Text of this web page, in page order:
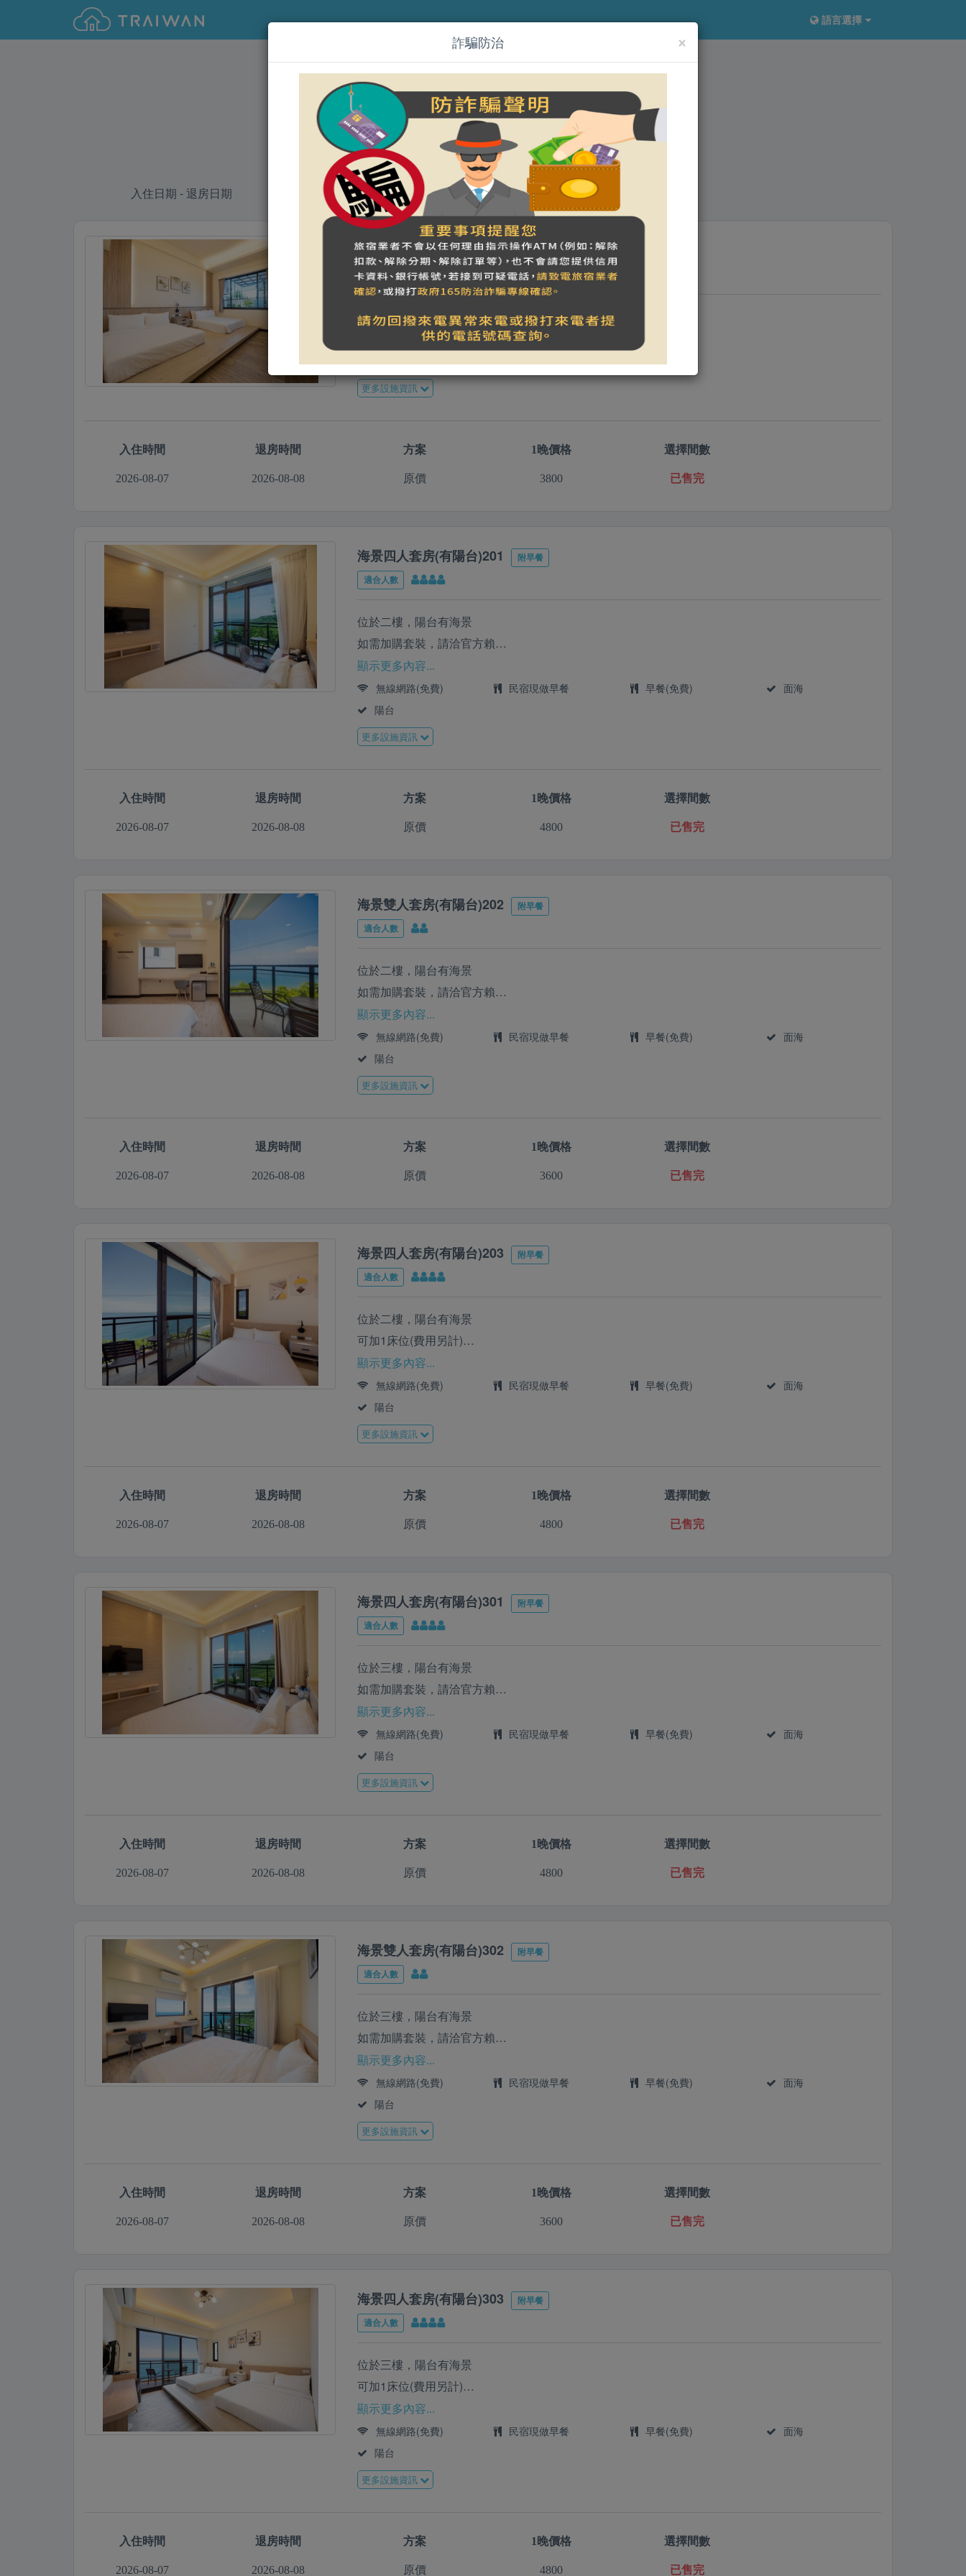
語言選擇
小琉球遇見海旅宿
營登名稱：小琉球遇見海旅宿
統一編號：88938707
入住日期 - 退房日期
海景四人套房(無陽台)103
適合人數
位於一樓，海景房(無陽台)
如需加購套裝，請洽官方賴
更多設施資訊
入住時間 退房時間 方案 1晚價格 選擇間數
2026-08-07 2026-08-08 原價 3800 已售完
海景四人套房(有陽台)201
附早餐
適合人數
位於二樓，陽台有海景
如需加購套裝，請洽官方賴
Line:@08-8612850
顯示更多內容...
無線網路(免費) 民宿現做早餐 早餐(免費)
面海
陽台
更多設施資訊
入住時間 退房時間 方案 1晚價格 選擇間數
2026-08-07 2026-08-08 原價 4800 已售完
海景雙人套房(有陽台)202
附早餐
適合人數
位於二樓，陽台有海景
如需加購套裝，請洽官方賴
Line:@08-8612850
顯示更多內容...
無線網路(免費) 民宿現做早餐 早餐(免費)
面海
陽台
更多設施資訊
入住時間 退房時間 方案 1晚價格 選擇間數
2026-08-07 2026-08-08 原價 3600 已售完
海景四人套房(有陽台)203
附早餐
適合人數
位於二樓，陽台有海景
可加1床位(費用另計)
如需加購套裝，請洽官方賴
Line:@08-8612850
顯示更多內容...
無線網路(免費) 民宿現做早餐 早餐(免費)
面海
陽台
更多設施資訊
入住時間 退房時間 方案 1晚價格 選擇間數
2026-08-07 2026-08-08 原價 4800 已售完
海景四人套房(有陽台)301
附早餐
適合人數
位於三樓，陽台有海景
如需加購套裝，請洽官方賴
Line:@08-8612850
顯示更多內容...
無線網路(免費) 民宿現做早餐 早餐(免費)
面海
陽台
更多設施資訊
入住時間 退房時間 方案 1晚價格 選擇間數
2026-08-07 2026-08-08 原價 4800 已售完
海景雙人套房(有陽台)302
附早餐
適合人數
位於三樓，陽台有海景
如需加購套裝，請洽官方賴
Line:@08-8612850
顯示更多內容...
無線網路(免費) 民宿現做早餐 早餐(免費)
面海
陽台
更多設施資訊
入住時間 退房時間 方案 1晚價格 選擇間數
2026-08-07 2026-08-08 原價 3600 已售完
海景四人套房(有陽台)303
附早餐
適合人數
位於三樓，陽台有海景
可加1床位(費用另計)
如需加購套裝，請洽官方賴
Line:@08-8612850
顯示更多內容...
無線網路(免費) 民宿現做早餐 早餐(免費)
面海
陽台
更多設施資訊
入住時間 退房時間 方案 1晚價格 選擇間數
2026-08-07 2026-08-08 原價 4800 已售完
×
詐騙防治